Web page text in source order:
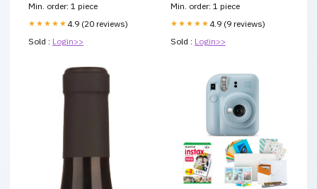
Min. order: 1 piece
★★★★★ 4.9 (20 reviews)
Sold : Login>>
Min. order: 1 piece
★★★★★ 4.9 (9 reviews)
Sold : Login>>